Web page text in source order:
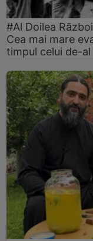
#Al Doilea
Cea mai mare
timpul celui de-